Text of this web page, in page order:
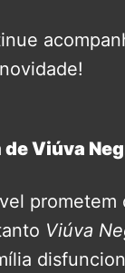
Viúva
Viúva